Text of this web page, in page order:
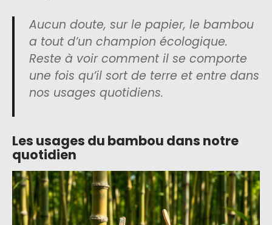
Aucun doute, sur le papier, le bambou
a tout d’un champion écologique.
Reste à voir comment il se comporte
une fois qu’il sort de terre et entre dans
nos usages quotidiens.
Les usages du bambou dans notre
quotidien